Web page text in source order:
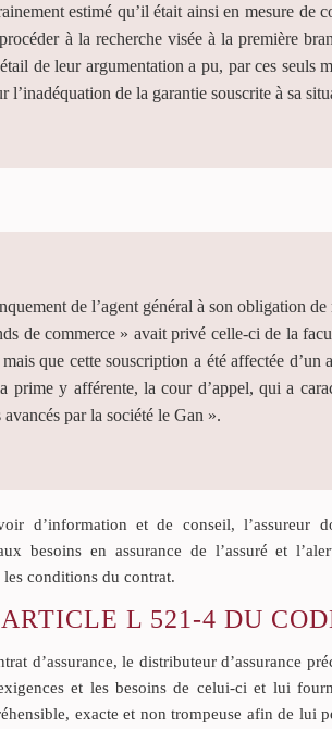
estimé qu’il était ainsi en mesure de
à la recherche visée à la première
de leur argumentation a pu, par ces seuls
l’inadéquation de la garantie souscrite à sa
de l’agent général à son obligation
de commerce » avait privé celle-ci de la
que cette souscription a été affectée
prime y afférente, la cour d’appel, qui a
par la société le Gan ».
d’information et de conseil, l’assureur
besoins en assurance de l’assuré et
conditions du contrat.
L 521-4 DU
d’assurance, le distributeur d’assurance
et les besoins de celui-ci et lui
exacte et non trompeuse afin de lui